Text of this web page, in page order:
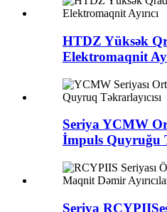
HTDZ Yüksək
Elektromaqnit
Seriya YCMW
İmpuls Quyruğu
Seriya